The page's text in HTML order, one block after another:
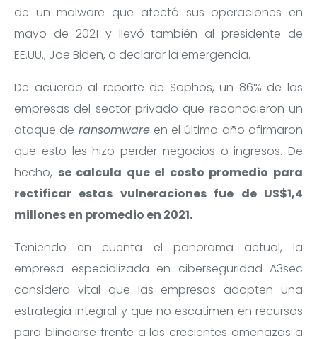
de un malware que afectó sus operaciones en
mayo de 2021 y llevó también al presidente de
EE.UU., Joe Biden, a declarar la emergencia.
De acuerdo al reporte de Sophos, un 86% de las
empresas del sector privado que reconocieron un
ataque de ransomwareen el último año afirmaron
que esto les hizo perder negocios o ingresos. De
hecho, se calcula que el costo promedio para
rectificar estas vulneraciones fue de US$1,4
millones en promedio en 2021.
Teniendo en cuenta el panorama actual, la
empresa especializada en ciberseguridad A3sec
considera vital que las empresas adopten una
estrategia integral y que no escatimen en recursos
para blindarse frente a las crecientes amenazas a